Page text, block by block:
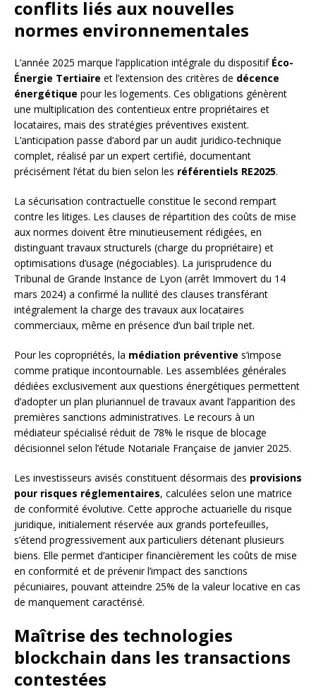
conflits liés aux nouvelles
normes environnementales
L’année 2025 marque l’application intégrale du dispositif Éco-
Énergie Tertiaire et l’extension des critères de décence
énergétique pour les logements. Ces obligations génèrent
une multiplication des contentieux entre propriétaires et
locataires, mais des stratégies préventives existent.
L’anticipation passe d’abord par un audit juridico-technique
complet, réalisé par un expert certifié, documentant
précisément l’état du bien selon les référentiels RE2025.
La sécurisation contractuelle constitue le second rempart
contre les litiges. Les clauses de répartition des coûts de mise
aux normes doivent être minutieusement rédigées, en
distinguant travaux structurels (charge du propriétaire) et
optimisations d’usage (négociables). La jurisprudence du
Tribunal de Grande Instance de Lyon (arrêt Immovert du 14
mars 2024) a confirmé la nullité des clauses transférant
intégralement la charge des travaux aux locataires
commerciaux, même en présence d’un bail triple net.
Pour les copropriétés, la médiation préventive s’impose
comme pratique incontournable. Les assemblées générales
dédiées exclusivement aux questions énergétiques permettent
d’adopter un plan pluriannuel de travaux avant l’apparition des
premières sanctions administratives. Le recours à un
médiateur spécialisé réduit de 78% le risque de blocage
décisionnel selon l’étude Notariale Française de janvier 2025.
Les investisseurs avisés constituent désormais des provisions
pour risques réglementaires, calculées selon une matrice
de conformité évolutive. Cette approche actuarielle du risque
juridique, initialement réservée aux grands portefeuilles,
s’étend progressivement aux particuliers détenant plusieurs
biens. Elle permet d’anticiper financièrement les coûts de mise
en conformité et de prévenir l’impact des sanctions
pécuniaires, pouvant atteindre 25% de la valeur locative en cas
de manquement caractérisé.
Maîtrise des technologies
blockchain dans les transactions
contestées